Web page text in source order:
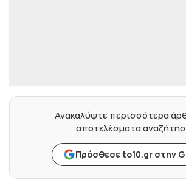
Ανακαλύψτε περισσότερα
αποτελέσματα
Πρόσθεσε to10.gr στην